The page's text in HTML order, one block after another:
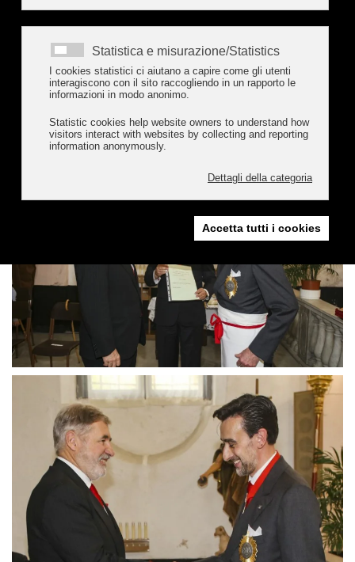
Statistica e misurazione/Statistics
I cookies statistici ci aiutano a capire come gli utenti
interagiscono con il sito raccogliendo in un rapporto le
informazioni in modo anonimo.
Statistic cookies help website owners to understand how
visitors interact with websites by collecting and reporting
information anonymously.
Dettagli della categoria
Accetta tutti i cookies